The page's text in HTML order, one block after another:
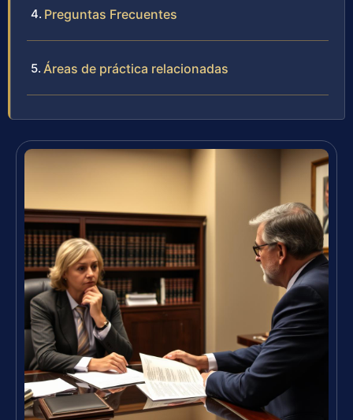
Preguntas Frecuentes
Áreas de práctica relacionadas